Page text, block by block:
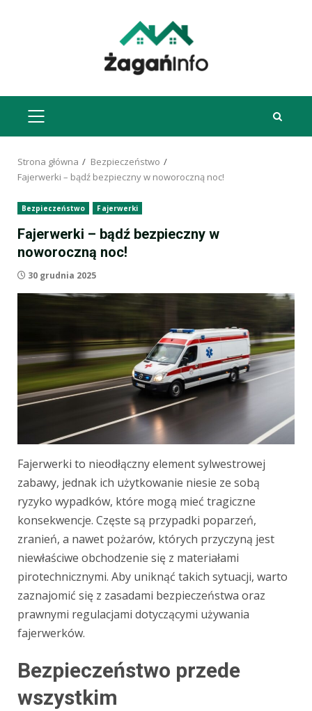
MENU
GŁÓWNE
Strona główna
Bezpieczeństwo
Fajerwerki – bądź bezpieczny w noworoczną noc!
Bezpieczeństwo Fajerwerki
Fajerwerki – bądź bezpieczny w
noworoczną noc!
30 grudnia 2025
Fajerwerki to nieodłączny element sylwestrowej
zabawy, jednak ich użytkowanie niesie ze sobą
ryzyko wypadków, które mogą mieć tragiczne
konsekwencje. Częste są przypadki poparzeń,
zranień, a nawet pożarów, których przyczyną jest
niewłaściwe obchodzenie się z materiałami
pirotechnicznymi. Aby uniknąć takich sytuacji, warto
zaznajomić się z zasadami bezpieczeństwa oraz
prawnymi regulacjami dotyczącymi używania
fajerwerków.
Bezpieczeństwo przede
wszystkim